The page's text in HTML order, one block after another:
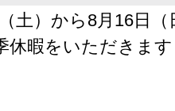
土）から8月16日
休暇をいただきます